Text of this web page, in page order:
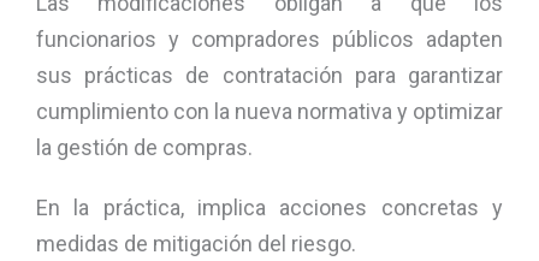
funcionarios y compradores públicos adapten
sus prácticas de contratación para garantizar
cumplimiento con la nueva normativa y optimizar
la gestión de compras.
En la práctica, implica acciones concretas y
medidas de mitigación del riesgo.